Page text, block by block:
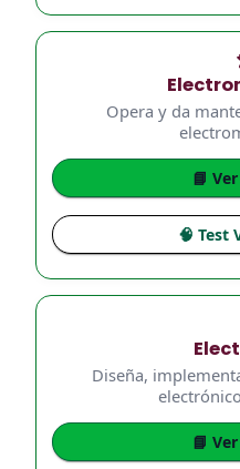
Opera y da
📘
🧠 Test
Diseña,
📘